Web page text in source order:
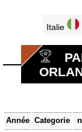
Italie
Année Categorie